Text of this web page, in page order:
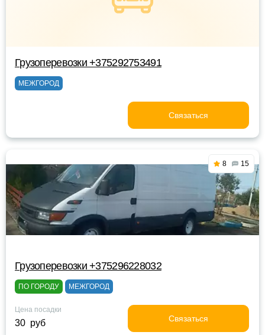
Грузоперевозки +375292753491
МЕЖГОРОД
Связаться
8 15
Грузоперевозки +375296228032
ПО ГОРОДУ МЕЖГОРОД
Цена посадки
30 руб Связаться